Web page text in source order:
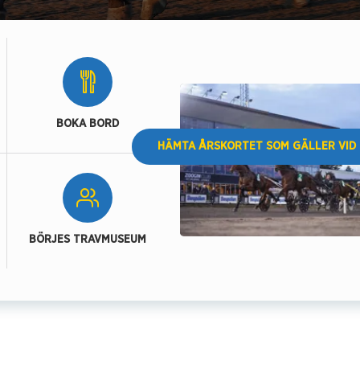
BOKA BORD
BÖRJES TRAVMUSEUM
HÄMTA ÅRSKORTET SOM GÄLLER VID